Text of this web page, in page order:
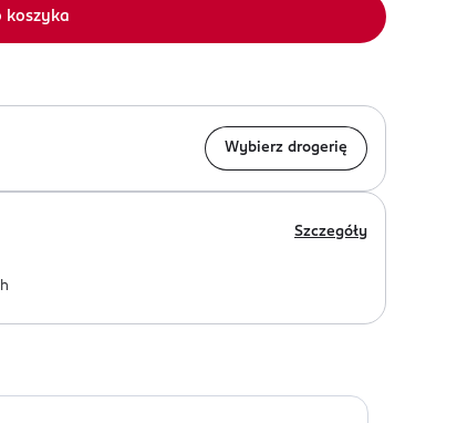
koszyka
Wybierz drogerię
Szczegóły